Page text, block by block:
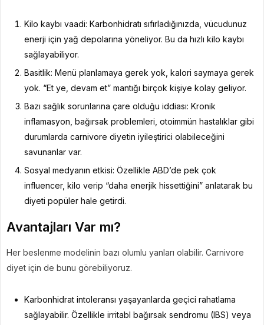
Kilo kaybı vaadi: Karbonhidratı sıfırladığınızda, vücudunuz
enerji için yağ depolarına yöneliyor. Bu da hızlı kilo kaybı
sağlayabiliyor.
Basitlik: Menü planlamaya gerek yok, kalori saymaya gerek
yok. “Et ye, devam et” mantığı birçok kişiye kolay geliyor.
Bazı sağlık sorunlarına çare olduğu iddiası: Kronik
inflamasyon, bağırsak problemleri, otoimmün hastalıklar gibi
durumlarda carnivore diyetin iyileştirici olabileceğini
savunanlar var.
Sosyal medyanın etkisi: Özellikle ABD’de pek çok
influencer, kilo verip “daha enerjik hissettiğini” anlatarak bu
diyeti popüler hale getirdi.
Avantajları Var mı?
Her beslenme modelinin bazı olumlu yanları olabilir. Carnivore
diyet için de bunu görebiliyoruz.
Karbonhidrat intoleransı yaşayanlarda geçici rahatlama
sağlayabilir. Özellikle irritabl bağırsak sendromu (IBS) veya